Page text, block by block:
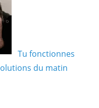
Tu fonctionnes
du matin